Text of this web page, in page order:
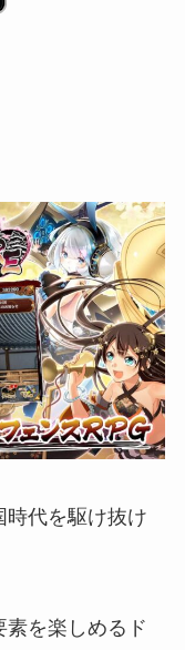
時代を駆け抜け
素を楽しめるド